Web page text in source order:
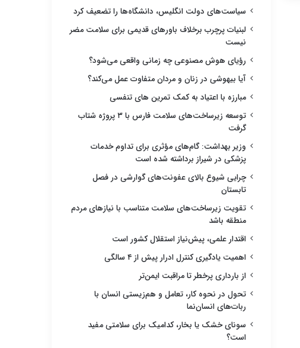
سیاست‌های دولت انگلیس، دانشگاه‌ها را تضعیف کرد
لبنیات پرچرب برخلاف باورهای قدیمی برای سلامت مضر
نیست
رؤیای هوش مصنوعی چه زمانی واقعی می‌شود؟
آیا بیهوشی در زنان و مردان متفاوت عمل می‌کند؟
مبارزه با اعتیاد به کمک تمرین های تنفسی
توسعه زیرساخت‌های سلامت فارس با ۳ پروژه شتاب
گرفت
وزیر بهداشت: گام‌های مؤثری برای تداوم خدمات
پزشکی در شیراز برداشته شده است
چرایی شیوع بالای عفونت‌های گوارشی در فصل
تابستان
تقویت زیرساخت‌های سلامت متناسب با نیازهای مردم
منطقه باشد
اقتدار علمی، پیش‌نیاز استقلال کشور است
اهمیت یادگیری کنترل ادرار پیش از ۴ سالگی
از بارداری پرخطر تا مراقبت ایمن‌تر
تحول در نحوه کار، تعامل و هم‌زیستی انسان با
ربات‌های انسان‌نما
سونای خشک یا بخار، کدامیک برای سلامتی مفید
است؟